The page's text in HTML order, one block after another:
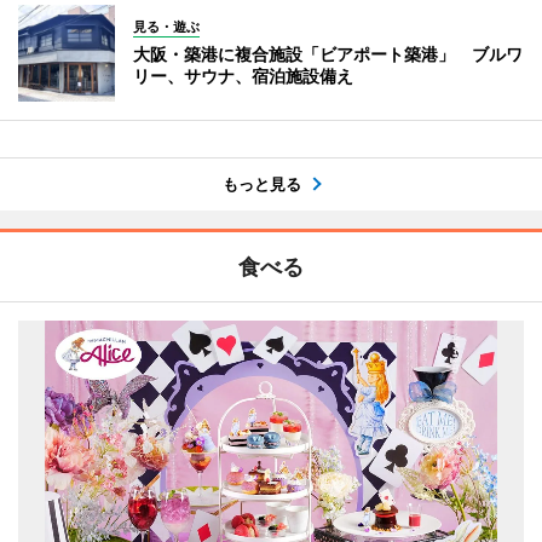
見る・遊ぶ
大阪・築港に複合施設「ビアポート築港」 ブルワ
リー、サウナ、宿泊施設備え
もっと見る
食べる